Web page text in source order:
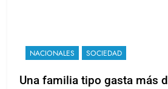
NACIONALES SOCIEDAD
Una familia tipo gasta más